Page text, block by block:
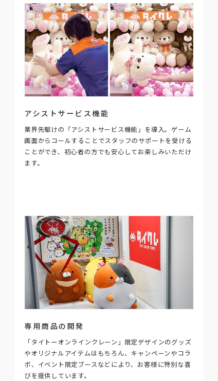
アシストサービス機能
業界先駆けの「アシストサービス機能」を導入。ゲーム
画面からコールすることでスタッフのサポートを受ける
ことができ、初心者の方でも安心してお楽しみいただけ
ます。
専用商品の開発
「タイトーオンラインクレーン」限定デザインのグッズ
やオリジナルアイテムはもちろん、キャンペーンやコラ
ボ、イベント限定ブースなどにより、お客様に特別な喜
びを提供しています。